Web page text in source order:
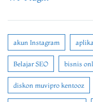
akun Instagram
Belajar SEO bisnis
diskon muvipro kentooz